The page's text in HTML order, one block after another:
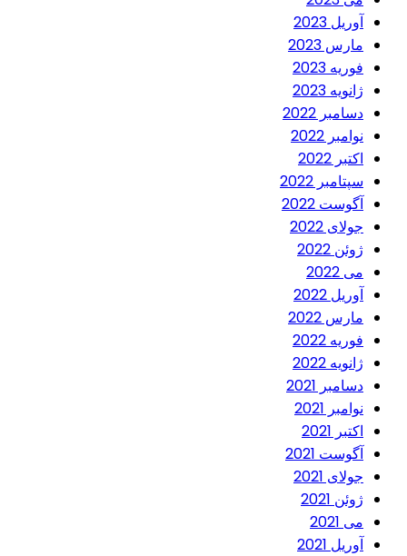
آوریل 2023
مارس 2023
فوریه 2023
ژانویه 2023
دسامبر 2022
نوامبر 2022
اکتبر 2022
سپتامبر 2022
آگوست 2022
جولای 2022
ژوئن 2022
می 2022
آوریل 2022
مارس 2022
فوریه 2022
ژانویه 2022
دسامبر 2021
نوامبر 2021
اکتبر 2021
آگوست 2021
جولای 2021
ژوئن 2021
می 2021
آوریل 2021